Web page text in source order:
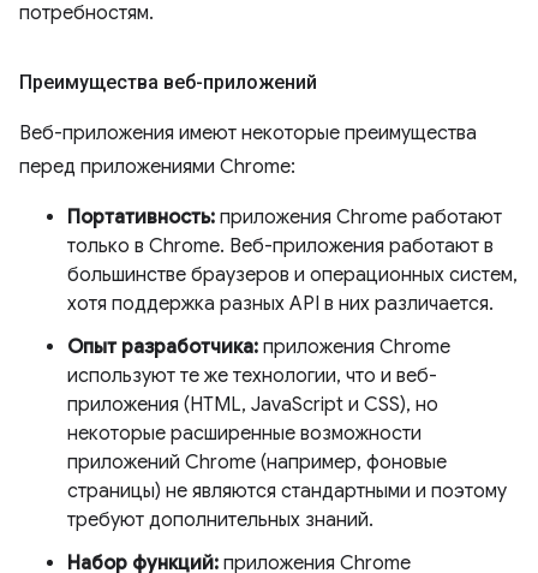
потребностям.
Преимущества веб-приложений
Веб-приложения имеют некоторые преимущества
перед приложениями Chrome:
Портативность: приложения Chrome работают
только в Chrome. Веб-приложения работают в
большинстве браузеров и операционных систем,
хотя поддержка разных API в них различается.
Опыт разработчика: приложения Chrome
используют те же технологии, что и веб-
приложения (HTML, JavaScript и CSS), но
некоторые расширенные возможности
приложений Chrome (например, фоновые
страницы) не являются стандартными и поэтому
требуют дополнительных знаний.
Набор функций: приложения Chrome